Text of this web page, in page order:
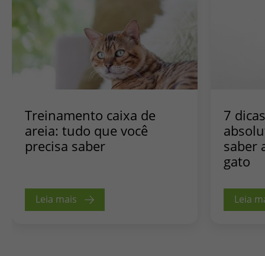
Treinamento caixa de
areia: tudo que você
precisa saber
Leia mais
7
saber
gato
Leia